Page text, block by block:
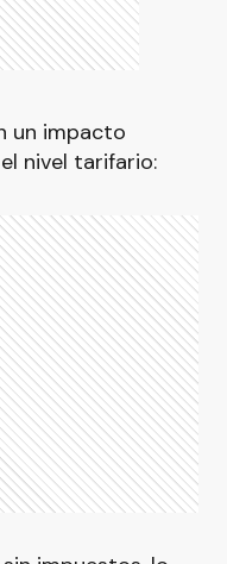
un impacto
nivel tarifario: